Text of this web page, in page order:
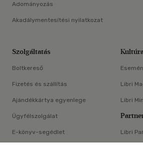
Adományozás
Akadálymentesítési nyilatkozat
Szolgáltatás
Boltkereső
Fizetés és szállítás
Ajándékkártya egyenlege
Ügyfélszolgálat
E-könyv-segédlet
Libri
Libri
Libri